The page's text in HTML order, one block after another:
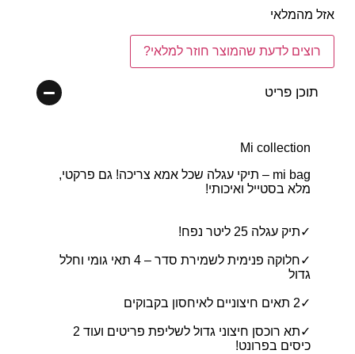
אזל מהמלאי
תוכן פריט
Mi collection
mi bag – תיקי עגלה שכל אמא צריכה! גם פרקטי,
מלא בסטייל ואיכותי!
✓תיק עגלה 25 ליטר נפח!
✓חלוקה פנימית לשמירת סדר – 4 תאי גומי וחלל
גדול
✓2 תאים חיצוניים לאיחסון בקבוקים
✓תא רוכסן חיצוני גדול לשליפת פריטים ועוד 2
כיסים בפרונט!